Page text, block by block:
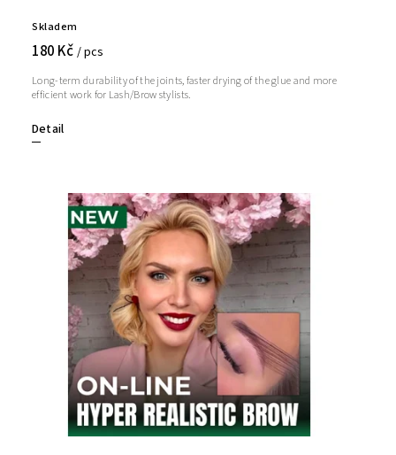
Skladem
180 Kč / pcs
Detail
Long-term durability of the joints, faster drying of the glue and more
efficient work for Lash/Brow stylists.